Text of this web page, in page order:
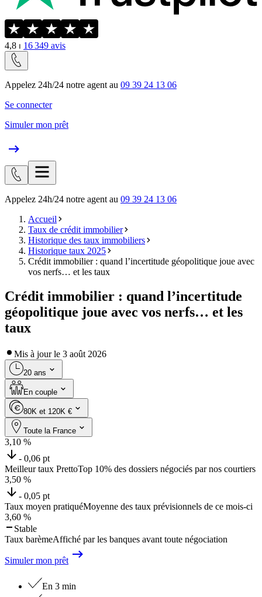
4,8 ⏐ 16 349 avis
Appelez 24h/24 notre agent au 09 39 24 13 06
Se connecter
Simuler mon prêt
Appelez 24h/24 notre agent au 09 39 24 13 06
Accueil
Taux de crédit immobilier
Historique des taux immobiliers
Historique taux 2025
Crédit immobilier : quand l’incertitude géopolitique joue avec
vos nerfs… et les taux
Crédit immobilier : quand l’incertitude
géopolitique joue avec vos nerfs… et les
taux
Mis à jour le 3 août 2026
20 ans
En couple
80K et 120K €
Toute la France
3,10 %
- 0,06 pt
Meilleur taux PrettoTop 10% des dossiers négociés par nos courtiers
3,50 %
- 0,05 pt
Taux moyen pratiquéMoyenne des taux prévisionnels de ce mois-ci
3,60 %
Stable
Taux barèmeAffiché par les banques avant toute négociation
Simuler mon prêt
En 3 min